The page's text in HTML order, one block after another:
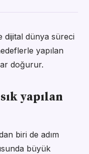
dijital dünya süreci
yapılan
doğurur.
yapılan
biri de adım
büyük